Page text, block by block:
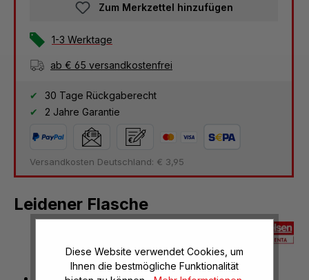
Zum Merkzettel hinzufügen
1-3 Werktage
ab € 65 versandkostenfrei
30 Tage Rückgaberecht
2 Jahre Garantie
Versandkosten Deutschland: € 3,95
Leidener Flasche
Diese Website verwendet Cookies, um
Ihnen die bestmögliche Funktionalität